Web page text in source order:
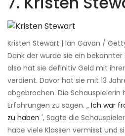
Kristen Stewart | Ian Gavan /
Dank der wurde sie ein bekannter
also hat sie definitiv Geld mit
verdient. Davor hat sie mit 13
abgebrochen. Die
Erfahrungen zu sagen. „ Ich war
zu haben ', Sagte die
habe viele Klassen vermisst und